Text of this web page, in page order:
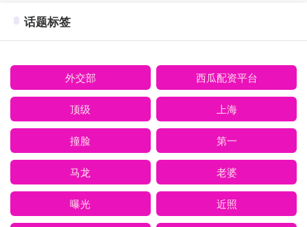
话题标签
外交部 西瓜配资平台
顶级 上海
撞脸 第一
马龙 老婆
曝光 近照